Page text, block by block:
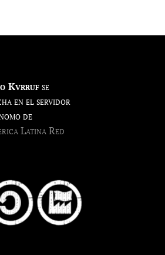
Kvrrufse
en el servidor
de
Latina Red